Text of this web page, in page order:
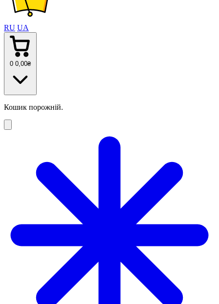
RU UA
0 0 ,00₴
Кошик порожній.